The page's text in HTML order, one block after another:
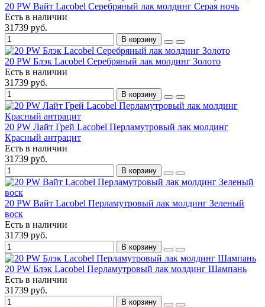
20 PW Вайт Lacobel Серебряный лак молдинг Серая ночь
Есть в наличии
31739 руб.
В корзину
20 PW Блэк Lacobel Серебряный лак молдинг Золото
Есть в наличии
31739 руб.
В корзину
20 PW Лайт Грей Lacobel Перламутровый лак молдинг
Красный антрацит
Есть в наличии
31739 руб.
В корзину
20 PW Вайт Lacobel Перламутровый лак молдинг Зеленый
воск
Есть в наличии
31739 руб.
В корзину
20 PW Блэк Lacobel Перламутровый лак молдинг Шампань
Есть в наличии
31739 руб.
В корзину